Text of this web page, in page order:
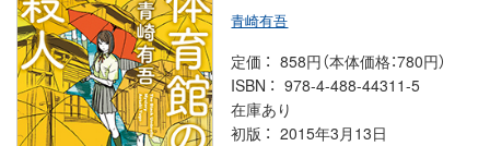
青崎有吾
定価
858円（本体価格：780円）
ISBN
978-4-488-44311-5
在庫あり
初版
2015年3月13日